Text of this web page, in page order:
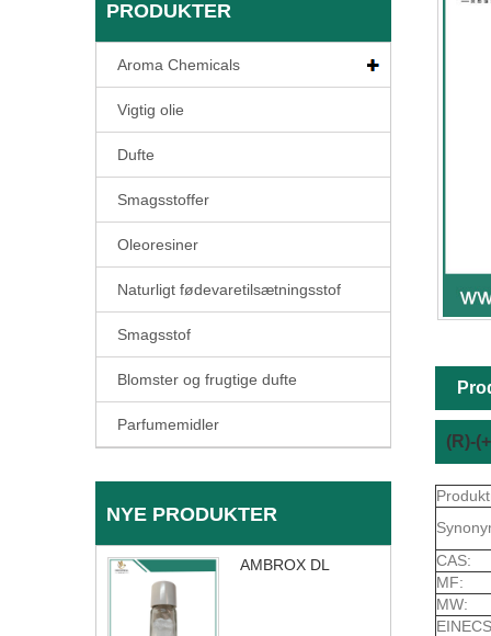
PRODUKTER
Aroma Chemicals
Vigtig olie
Dufte
Smagsstoffer
Oleoresiner
Naturligt fødevaretilsætningsstof
Smagsstof
Blomster og frugtige dufte
Parfumemidler
NYE PRODUKTER
AMBROX DL
(R)-
CAS:
MF:
MW: